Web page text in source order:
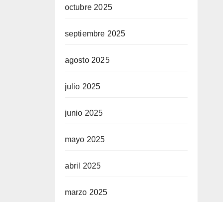
octubre 2025
septiembre 2025
agosto 2025
julio 2025
junio 2025
mayo 2025
abril 2025
marzo 2025